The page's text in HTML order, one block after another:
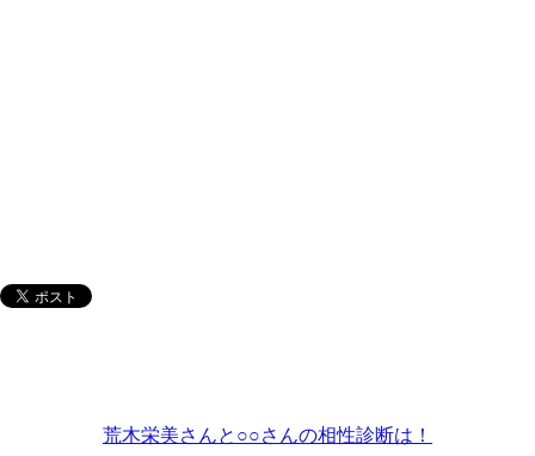
荒木栄美さんと○○さんの相性診断は！